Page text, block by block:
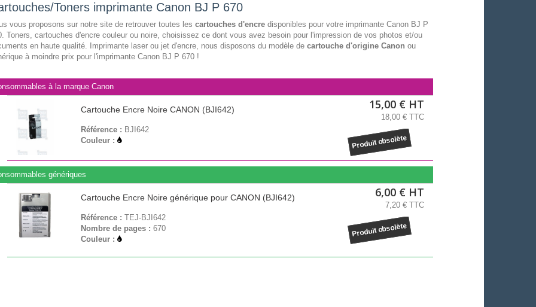
Toners imprimante Canon BJ P 670
vous proposons sur notre site de retrouver toutes les cartouches d'encredisponibles pour votre imprimante Canon BJ P
Toners, cartouches d'encre couleur ou noire, choisissez ce dont vous avez besoin pour l'impression de vos photos et/ou
en haute qualité. Imprimante laser ou jet d'encre, nous disposons du modèle de cartouche d'origine Canon ou
à moindre prix pour l'imprimante Canon BJ P 670 !
à la marque Canon
Cartouche Encre Noire CANON (BJI642)
Référence : BJI642
Couleur :
15,00 € HT
18,00 € TTC
Produit obsolète
génériques
Cartouche Encre Noire générique pour CANON (BJI642)
Référence :TEJ-BJI642
Nombre de pages :670
Couleur :
6,00 € HT
7,20 € TTC
Produit obsolète